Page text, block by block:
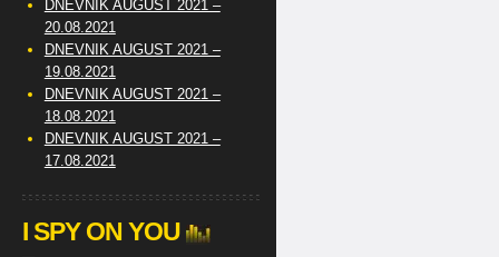
DNEVNIK AUGUST 2021 –
20.08.2021
DNEVNIK AUGUST 2021 –
19.08.2021
DNEVNIK AUGUST 2021 –
18.08.2021
DNEVNIK AUGUST 2021 –
17.08.2021
I SPY ON YOU